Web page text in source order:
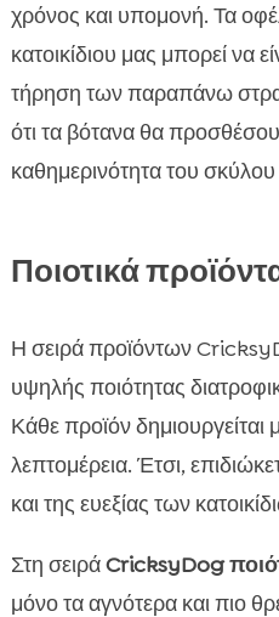
χρόνος και υπομονή. Τα
κατοικίδιου μας μπορεί να
τήρηση των παραπάνω
ότι τα βότανα θα
καθημερινότητα του
Ποιοτικά
Η σειρά προϊόντων
υψηλής ποιότητας
Κάθε προϊόν
λεπτομέρεια. Έτσι,
και της ευεξίας των
Στη σειράCricksyDog
μόνο τα αγνότερα και πιο